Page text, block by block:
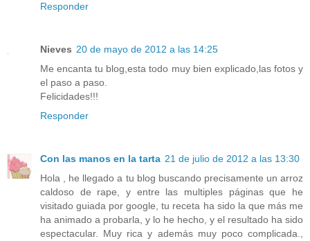
Responder
Nieves 20 de mayo de 2012 a las 14:25
Me encanta tu blog,esta todo muy bien explicado,las fotos y
el paso a paso.
Felicidades!!!
Responder
Con las manos en la tarta 21 de julio de 2012 a las 13:30
Hola , he llegado a tu blog buscando precisamente un arroz
caldoso de rape, y entre las multiples páginas que he
visitado guiada por google, tu receta ha sido la que más me
ha animado a probarla, y lo he hecho, y el resultado ha sido
espectacular. Muy rica y además muy poco complicada.,